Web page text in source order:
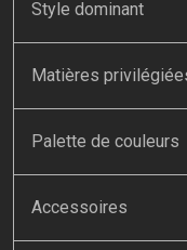
Style dominant
Matières
Palette de couleurs
Accessoires